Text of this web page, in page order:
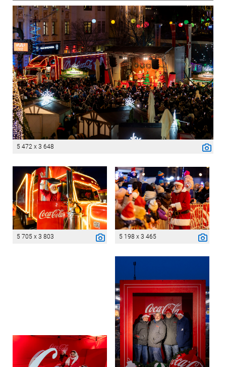
5 472 x 3 648
5 705 x 3 803 5 198 x 3 465